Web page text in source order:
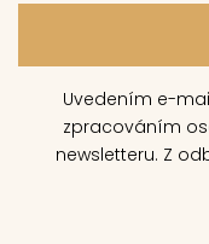
Uvedením e-
zpracováním
newsletteru. Z